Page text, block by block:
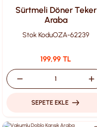
Sürtmeli Döner Teker
Araba
Stok KoduOZA-62239
199,99 TL
SEPETE EKLE